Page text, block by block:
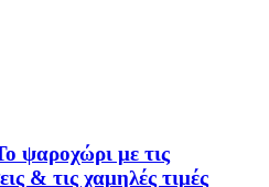
ψαροχώρι με τις
& τις χαμηλές τιμές